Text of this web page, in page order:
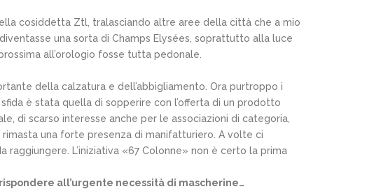
cosiddetta Ztl, tralasciando altre aree della città che a mio
una sorta di Champs Elysées, soprattutto alla luce
all’orologio fosse tutta pedonale.
della calzatura e dell’abbigliamento. Ora purtroppo i
è stata quella di sopperire con l’offerta di un prodotto
di scarso interesse anche per le associazioni di categoria,
una forte presenza di manifatturiero. A volte ci
L’iniziativa «67 Colonne» non è certo la prima
all’urgente necessità di mascherine…